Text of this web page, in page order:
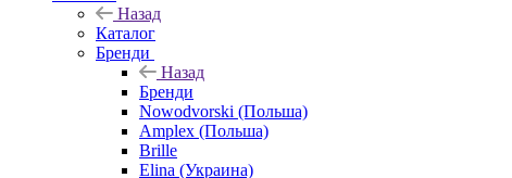
Назад
Каталог
Бренди
Назад
Бренди
Nowodvorski (Польша)
Amplex (Польша)
Brille
Elina (Украина)